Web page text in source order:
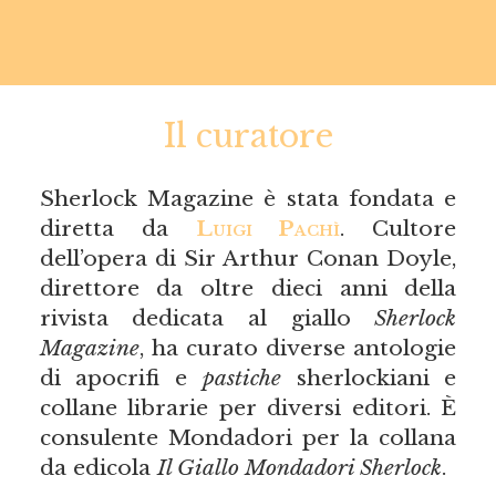
Il curatore
Sherlock Magazine è stata fondata e
diretta da Luigi Pachì. Cultore
dell’opera di Sir Arthur Conan Doyle,
direttore da oltre dieci anni della
rivista dedicata al gialloSherlock
Magazine, ha curato diverse antologie
di apocrifi e pastichesherlockiani e
collane librarie per diversi editori. È
consulente Mondadori per la collana
da edicolaIl Giallo Mondadori Sherlock.